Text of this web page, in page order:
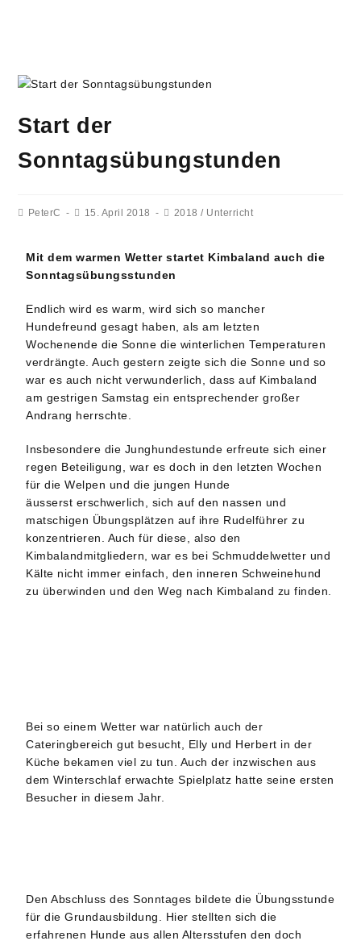
Start der
Sonntagsübungstunden
PeterC 15. April 2018 2018 / Unterricht
Mit dem warmen Wetter startet Kimbaland auch die
Sonntagsübungsstunden
Endlich wird es warm, wird sich so mancher
Hundefreund gesagt haben, als am letzten
Wochenende die Sonne die winterlichen Temperaturen
verdrängte. Auch gestern zeigte sich die Sonne und so
war es auch nicht verwunderlich, dass auf Kimbaland
am gestrigen Samstag ein entsprechender großer
Andrang herrschte.
Insbesondere die Junghundestunde erfreute sich einer
regen Beteiligung, war es doch in den letzten Wochen
für die Welpen und die jungen Hunde
äusserst erschwerlich, sich auf den nassen und
matschigen Übungsplätzen auf ihre Rudelführer zu
konzentrieren. Auch für diese, also den
Kimbalandmitgliedern, war es bei Schmuddelwetter und
Kälte nicht immer einfach, den inneren Schweinehund
zu überwinden und den Weg nach Kimbaland zu finden.
Bei so einem Wetter war natürlich auch der
Cateringbereich gut besucht, Elly und Herbert in der
Küche bekamen viel zu tun. Auch der inzwischen aus
dem Winterschlaf erwachte Spielplatz hatte seine ersten
Besucher in diesem Jahr.
Den Abschluss des Sonntages bildete die Übungsstunde
für die Grundausbildung. Hier stellten sich die
erfahrenen Hunde aus allen Altersstufen den doch